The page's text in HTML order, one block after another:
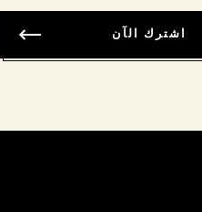
اشترك الآن